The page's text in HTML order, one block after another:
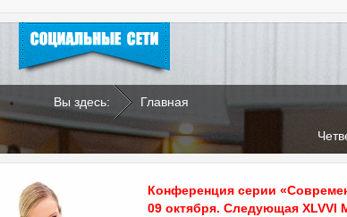
.
Вы здесь: Главная
Конференция серии
09 октября. Следующая XLVVI